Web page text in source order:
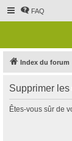
FAQ
Index du forum
Supprimer
Êtes-vous sûr de